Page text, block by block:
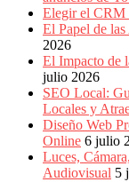
Elegir el CRM
El Papel de
2026
El Impacto de
julio 2026
SEO Local:
Locales y
Diseño Web
Online 6 julio
Luces,
Audiovisual 5